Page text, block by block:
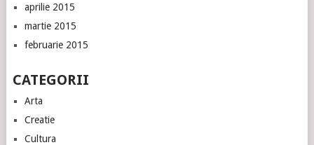
aprilie 2015
martie 2015
februarie 2015
CATEGORII
Arta
Creatie
Cultura